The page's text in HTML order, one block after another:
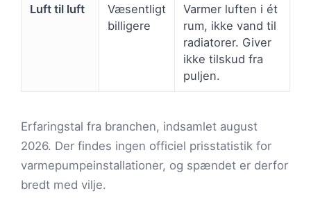
Luft til luft
Væsentligt
billigere
Varmer luften i ét
rum, ikke vand til
radiatorer. Giver
ikke tilskud fra
puljen.
Erfaringstal fra branchen, indsamlet august
2026. Der findes ingen officiel prisstatistik for
varmepumpeinstallationer, og spændet er derfor
bredt med vilje.